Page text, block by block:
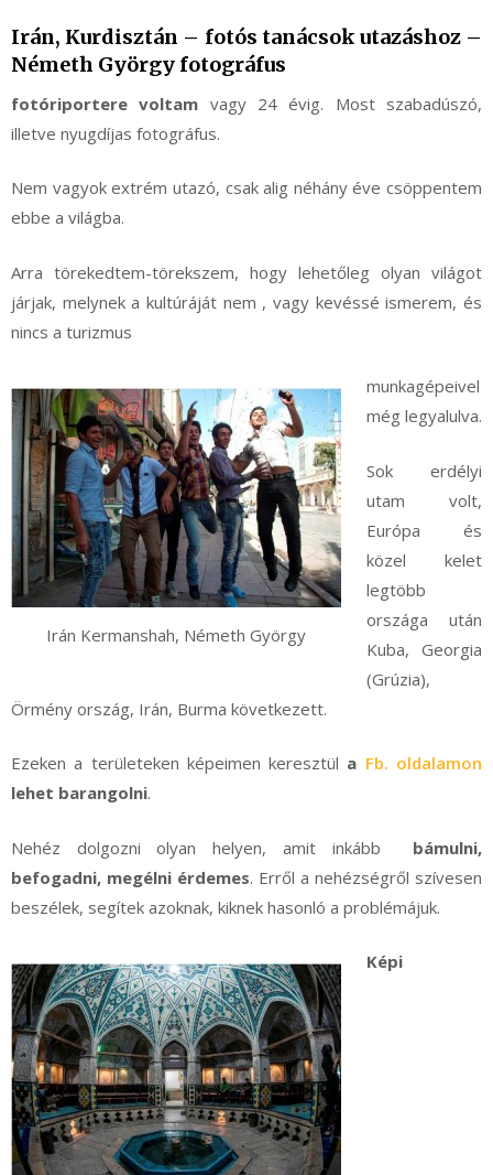
Irán, Kurdisztán – fotós tanácsok utazáshoz –
Németh György fotográfus
fotóriportere voltam vagy 24 évig. Most szabadúszó,
illetve nyugdíjas fotográfus.
Nem vagyok extrém utazó, csak alig néhány éve csöppentem
ebbe a világba.
Arra törekedtem-törekszem, hogy lehetőleg olyan világot
járjak, melynek a kultúráját nem , vagy kevéssé ismerem, és
nincs a turizmus
Irán Kermanshah, Németh György
munkagépeivel
még legyalulva.
Sok erdélyi
utam volt,
Európa és
közel kelet
legtöbb
országa után
Kuba, Georgia
(Grúzia),
Örmény ország, Irán, Burma következett.
Ezeken a területeken képeimen keresztül a Fb. oldalamon
lehet barangolni.
Nehéz dolgozni olyan helyen, amit inkább bámulni,
befogadni, megélni érdemes. Erről a nehézségről szívesen
beszélek, segítek azoknak, kiknek hasonló a problémájuk.
Képi